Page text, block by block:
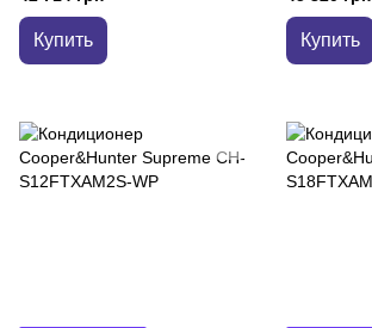
Купить Купить